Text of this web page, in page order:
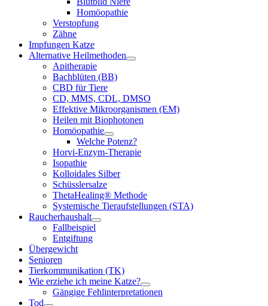
Homöopathie
Verstopfung
Zähne
Impfungen Katze
Alternative Heilmethoden
Apitherapie
Bachblüten (BB)
CBD für Tiere
CD, MMS, CDL, DMSO
Effektive Mikroorganismen (EM)
Heilen mit Biophotonen
Homöopathie
Welche Potenz?
Horvi-Enzym-Therapie
Isopathie
Kolloidales Silber
Schüsslersalze
ThetaHealing® Methode
Systemische Tieraufstellungen (STA)
Raucherhaushalt
Fallbeispiel
Entgiftung
Übergewicht
Senioren
Tierkommunikation (TK)
Wie erziehe ich meine Katze?
Gängige Fehlinterpretationen
Tod